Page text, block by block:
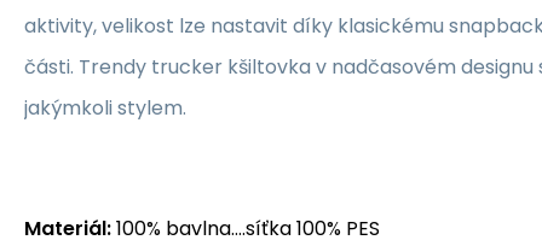
aktivity, velikost lze nastavit díky klasickému
části. Trendy trucker kšiltovka v nadčasovém designu
jakýmkoli stylem.
Materiál:100% bavlna....síťka 100% PES